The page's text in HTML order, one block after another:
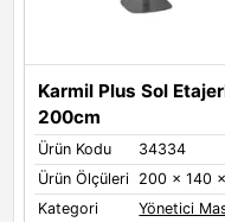
Karmil Plus Sol
200cm
Ürün Kodu
34334
Ürün Ölçüleri 200 x 140 x
Kategori
Yönetici